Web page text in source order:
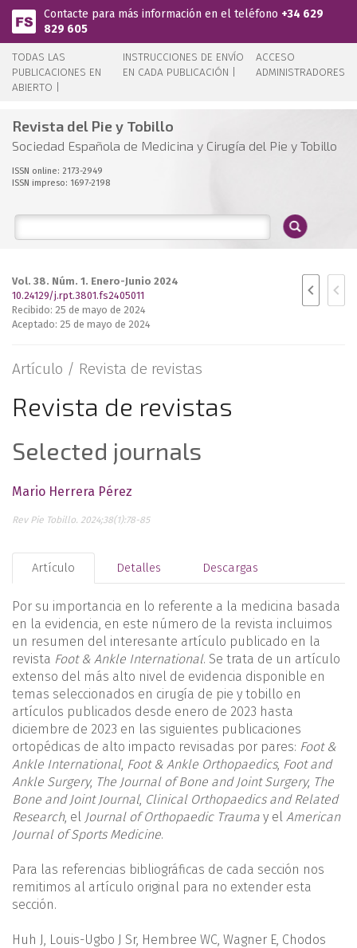
Pasar al contenido principal
Contacte para más información en el teléfono +34 629
829 605
TODAS LAS
PUBLICACIONES EN
ABIERTO |
INSTRUCCIONES DE ENVÍO
EN CADA PUBLICACIÓN |
ACCESO
ADMINISTRADORES
Revista del Pie y Tobillo
Sociedad Española de Medicina y Cirugía del Pie y Tobillo
ISSN online: 2173-2949
ISSN impreso: 1697-2198
Vol. 38. Núm. 1. Enero-Junio 2024
10.24129/j.rpt.3801.fs2405011
Recibido: 25 de mayo de 2024
Aceptado: 25 de mayo de 2024
Artículo / Revista de revistas
Revista de revistas
Selected journals
Mario Herrera Pérez
Rev Pie Tobillo. 2024;38(1):78-85
Artículo Detalles Descargas
Por su importancia en lo referente a la medicina basada
en la evidencia, en este número de la revista incluimos
un resumen del interesante artículo publicado en la
revista Foot & Ankle International. Se trata de un artículo
extenso del más alto nivel de evidencia disponible en
temas seleccionados en cirugía de pie y tobillo en
artículos publicados desde enero de 2023 hasta
diciembre de 2023 en las siguientes publicaciones
ortopédicas de alto impacto revisadas por pares: Foot &
Ankle International, Foot & Ankle Orthopaedics, Foot and
Ankle Surgery, The Journal of Bone and Joint Surgery, The
Bone and Joint Journal, Clinical Orthopaedics and Related
Research, el Journal of Orthopaedic Trauma y el American
Journal of Sports Medicine.
Para las referencias bibliográficas de cada sección nos
remitimos al artículo original para no extender esta
sección.
Huh J, Louis-Ugbo J Sr, Hembree WC, Wagner E, Chodos